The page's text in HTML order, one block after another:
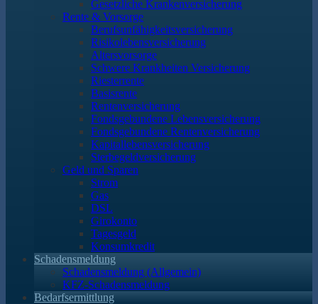
Gesetzliche Krankenversicherung
Rente & Vorsorge
Berufs­unfähigkeitsversicherung
Risikolebensversicherung
Altersvorsorge
Schwere Krankheiten Versicherung
Riesterrente
Basisrente
Rentenversicherung
Fondsgebundene Lebensversicherung
Fondsgebundene Rentenversicherung
Kapitallebensversicherung
Sterbegeldversicherung
Geld und Sparen
Strom
Gas
DSL
Girokonto
Tagesgeld
Konsumkredit
Schadensmeldung
Schadensmeldung (Allgemein)
KFZ-Schadensmeldung
Bedarfsermittlung